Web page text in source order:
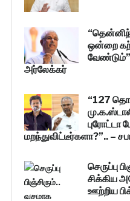
ஒன்றை
அர்லேக்கர்
“127
புரோட்டா
மறந்துவிட்டீர்களா?”.. –
செருப்பு
சிக்கிய
ஊற்றிய